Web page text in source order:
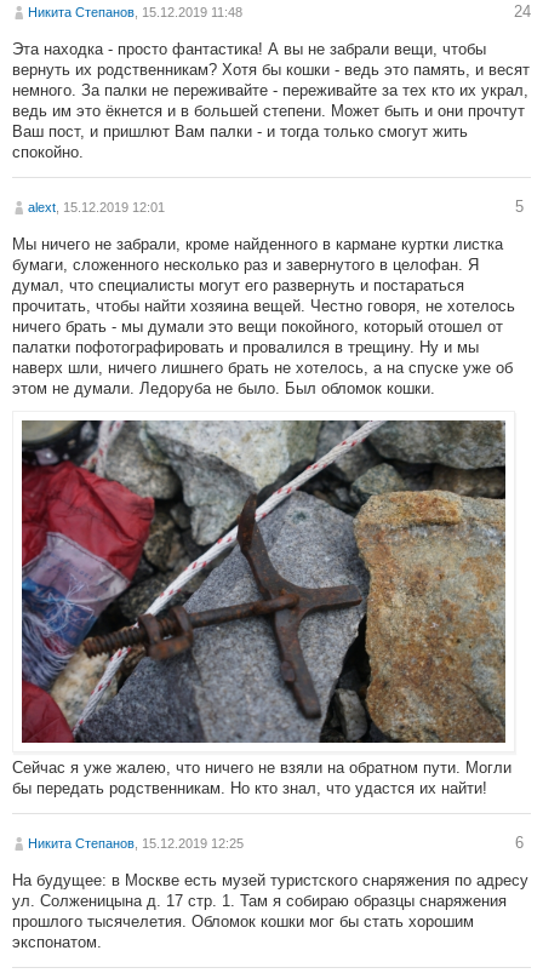
Никита Степанов , 15.12.2019 11:48 24
Эта находка - просто фантастика! А вы не забрали вещи, чтобы
вернуть их родственникам? Хотя бы кошки - ведь это память, и весят
немного. За палки не переживайте - переживайте за тех кто их украл,
ведь им это ёкнется и в большей степени. Может быть и они прочтут
Ваш пост, и пришлют Вам палки - и тогда только смогут жить
спокойно.
alext , 15.12.2019 12:01 5
Мы ничего не забрали, кроме найденного в кармане куртки листка
бумаги, сложенного несколько раз и завернутого в целофан. Я
думал, что специалисты могут его развернуть и постараться
прочитать, чтобы найти хозяина вещей. Честно говоря, не хотелось
ничего брать - мы думали это вещи покойного, который отошел от
палатки пофотографировать и провалился в трещину. Ну и мы
наверх шли, ничего лишнего брать не хотелось, а на спуске уже об
этом не думали. Ледоруба не было. Был обломок кошки.
Сейчас я уже жалею, что ничего не взяли на обратном пути. Могли
бы передать родственникам. Но кто знал, что удастся их найти!
Никита Степанов , 15.12.2019 12:25 6
На будущее: в Москве есть музей туристского снаряжения по адресу
ул. Солженицына д. 17 стр. 1. Там я собираю образцы снаряжения
прошлого тысячелетия. Обломок кошки мог бы стать хорошим
экспонатом.